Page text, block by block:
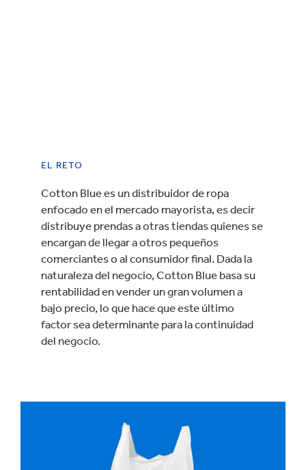
EL RETO
Cotton Blue es un distribuidor de ropa
enfocado en el mercado mayorista, es decir
distribuye prendas a otras tiendas quienes se
encargan de llegar a otros pequeños
comerciantes o al consumidor final. Dada la
naturaleza del negocio, Cotton Blue basa su
rentabilidad en vender un gran volumen a
bajo precio, lo que hace que este último
factor sea determinante para la continuidad
del negocio.